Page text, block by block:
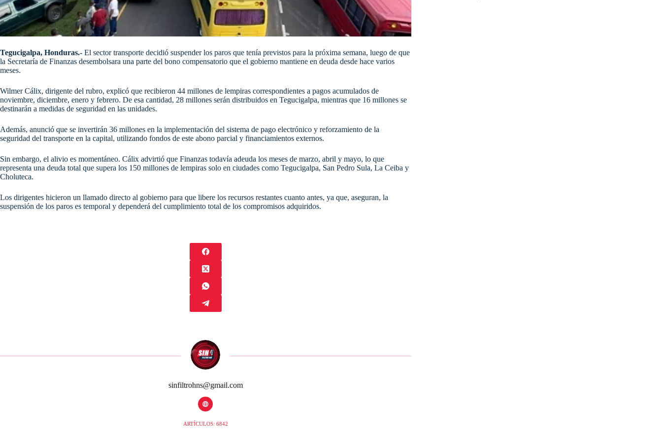
Tegucigalpa, Honduras.- El sector transporte decidió suspender los paros que tenía previstos para la próxima semana, luego de que
la Secretaría de Finanzas desembolsara una parte del bono compensatorio que el gobierno mantiene en deuda desde hace varios
meses.
Wilmer Cálix, dirigente del rubro, explicó que recibieron 44 millones de lempiras correspondientes a pagos acumulados de
noviembre, diciembre, enero y febrero. De esa cantidad, 28 millones serán distribuidos en Tegucigalpa, mientras que 16 millones se
destinarán a medidas de seguridad en las unidades.
Además, anunció que se invertirán 36 millones en la implementación del sistema de pago electrónico y reforzamiento de la
seguridad del transporte en la capital, utilizando fondos de este abono parcial y financiamientos externos.
Sin embargo, el alivio es momentáneo. Cálix advirtió que Finanzas todavía adeuda los meses de marzo, abril y mayo, lo que
representa una deuda total que supera los 150 millones de lempiras solo en ciudades como Tegucigalpa, San Pedro Sula, La Ceiba y
Choluteca.
Los dirigentes hicieron un llamado directo al gobierno para que libere los recursos restantes cuanto antes, ya que, aseguran, la
suspensión de los paros es temporal y dependerá del cumplimiento total de los compromisos adquiridos.
sinfiltrohns@gmail.com
ARTÍCULOS: 6842